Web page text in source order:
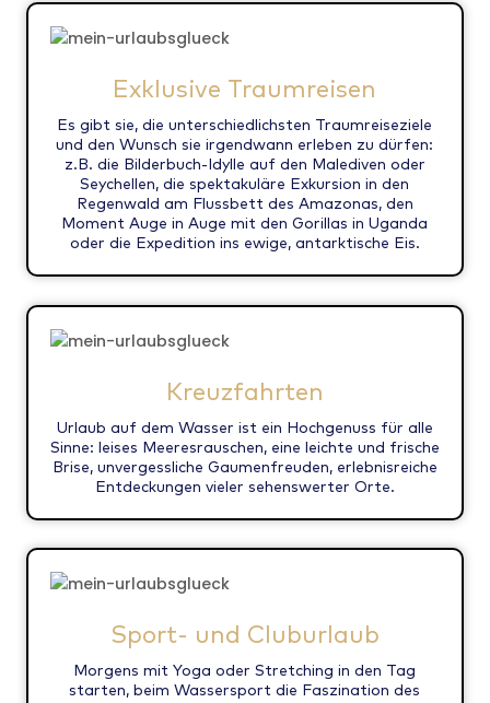
Exklusive Traumreisen
Es gibt sie, die unterschiedlichsten Traumreiseziele
und den Wunsch sie irgendwann erleben zu dürfen:
z.B. die Bilderbuch-Idylle auf den Malediven oder
Seychellen, die spektakuläre Exkursion in den
Regenwald am Flussbett des Amazonas, den
Moment Auge in Auge mit den Gorillas in Uganda
oder die Expedition ins ewige, antarktische Eis.
Kreuzfahrten
Urlaub auf dem Wasser ist ein Hochgenuss für alle
Sinne: leises Meeresrauschen, eine leichte und frische
Brise, unvergessliche Gaumenfreuden, erlebnisreiche
Entdeckungen vieler sehenswerter Orte.
Sport- und Cluburlaub
Morgens mit Yoga oder Stretching in den Tag
starten, beim Wassersport die Faszination des